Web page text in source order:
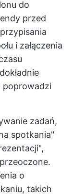
do
przed
i załączenia
poprowadzi
zadań,
spotkania"
o
takich